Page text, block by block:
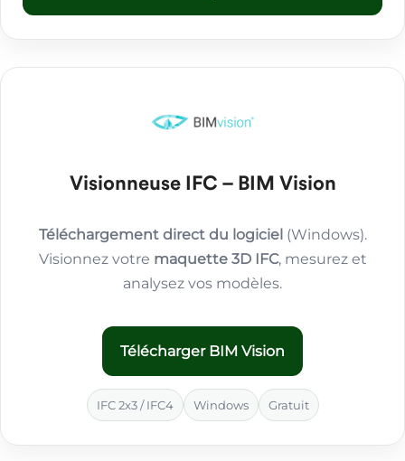
Visionneuse IFC – BIM Vision
Téléchargement direct du logiciel(Windows).
Visionnez votre maquette 3D IFC, mesurez et
analysez vos modèles.
Télécharger BIM Vision
IFC 2x3 / IFC4 Windows Gratuit